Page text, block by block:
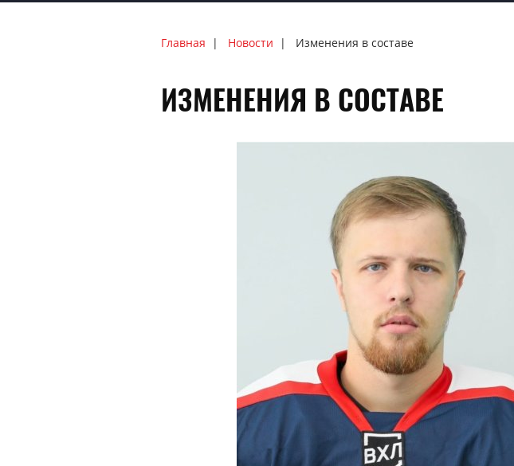
Главная Новости Изменения в составе
ИЗМЕНЕНИЯ В СОСТАВЕ